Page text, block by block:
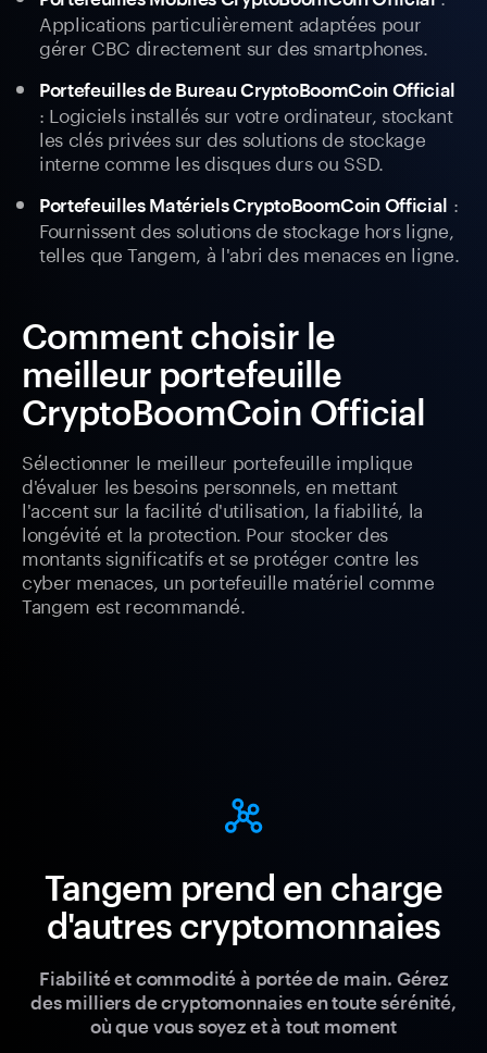
Applications particulièrement adaptées pour
gérer CBC directement sur des smartphones.
Portefeuilles de Bureau CryptoBoomCoin Official
: Logiciels installés sur votre ordinateur, stockant
les clés privées sur des solutions de stockage
interne comme les disques durs ou SSD.
Portefeuilles Matériels CryptoBoomCoin Official :
Fournissent des solutions de stockage hors ligne,
telles que Tangem, à l'abri des menaces en ligne.
Comment choisir le
meilleur portefeuille
CryptoBoomCoin Official
Sélectionner le meilleur portefeuille implique
d'évaluer les besoins personnels, en mettant
l'accent sur la facilité d'utilisation, la fiabilité, la
longévité et la protection. Pour stocker des
montants significatifs et se protéger contre les
cyber menaces, un portefeuille matériel comme
Tangem est recommandé.
Tangem prend en charge
d'autres cryptomonnaies
Fiabilité et commodité à portée de main. Gérez
des milliers de cryptomonnaies en toute sérénité,
où que vous soyez et à tout moment